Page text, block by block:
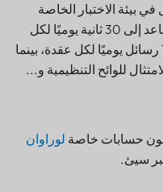
بيئة الاختبار الخاصة
بشبكة الأشياء وقت البث الصاعد إلى 30 ثانية يوميًا لكل
عقدة، ورسائل التنزيل إلى 10 رسائل يوميًا لكل عقدة، بينما
للوائح التنظيمية و...
حسابات خاصة لوراوان
سيئ.